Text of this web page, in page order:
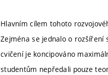
Hlavním cílem tohoto
Zejména se jednalo o
cvičení je koncipováno
studentům nepředali pouze